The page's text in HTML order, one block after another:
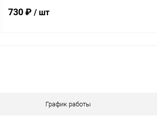
730 ₽ / шт
График работы